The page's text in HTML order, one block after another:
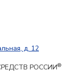
д. 12
РОССИИ®